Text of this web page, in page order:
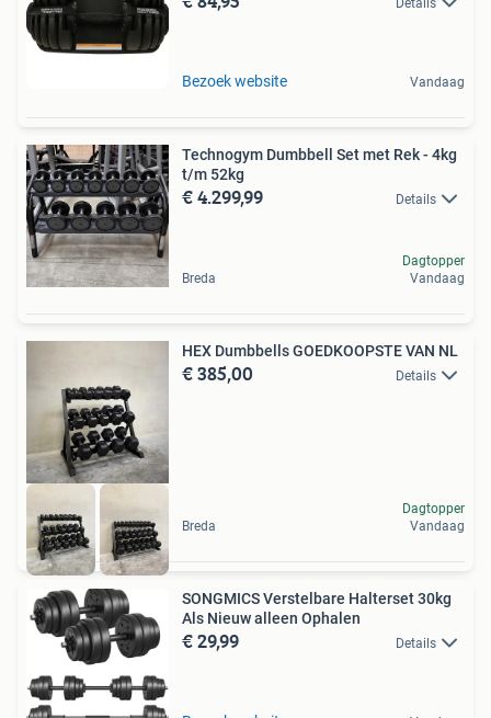
Bezoek website Vandaag
Technogym Dumbbell Set met Rek - 4kg
t/m 52kg
€ 4.299,99 Details
Breda
Dagtopper
Vandaag
HEX Dumbbells GOEDKOOPSTE VAN NL
€ 385,00 Details
Breda
Dagtopper
Vandaag
SONGMICS Verstelbare Halterset 30kg
Als Nieuw alleen Ophalen
€ 29,99 Details